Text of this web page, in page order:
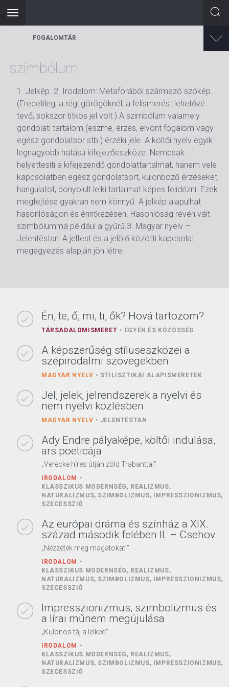
Toggle
navigation
FOGALOMTÁR
szimbólum
1. Jelkép. 2. Irodalom: Metaforából származó szókép.
(Eredetileg, a régi görögöknél, a felismerést lehetővé
tevő, sokszor titkos jel volt.) A szimbólum valamely
gondolati tartalom (eszme, érzés, elvont fogalom vagy
egész gondolatsor stb.) érzéki jele. A költői nyelv egyik
legnagyobb hatású kifejezőeszköze. Nemcsak
helyettesíti a kifejezendő gondolattartalmat, hanem vele
kapcsolatban egész gondolatsort, különböző érzéseket,
hangulatot, bonyolult lelki tartalmat képes felidézni. Ezek
megfejtése gyakran nem könnyű. A jelkép alapulhat
hasonlóságon és érintkezésen. Hasonlóság révén vált
szimbólummá például a gyűrű.3. Magyar nyelv –
Jelentéstan: A jeltest és a jelölő közötti kapcsolat
megegyezés alapján jön létre.
Én, te, ő, mi, ti, ők? Hová tartozom?
TÁRSADALOMISMERET EGYÉN ÉS KÖZÖSSÉG
A képszerűség stíluseszközei a
szépirodalmi szövegekben
MAGYAR NYELV STILISZTIKAI ALAPISMERETEK
Jel, jelek, jelrendszerek a nyelvi és
nem nyelvi közlésben
MAGYAR NYELV JELENTÉSTAN
Ady Endre pályaképe, költői indulása,
ars poeticája
„Verecke híres útján zöld Trabanttal”
IRODALOM
KLASSZIKUS MODERNSÉG, REALIZMUS,
NATURALIZMUS, SZIMBOLIZMUS, IMPRESSZIONIZMUS,
SZECESSZIÓ
Az európai dráma és színház a XIX.
század második felében II. – Csehov
„Nézzétek meg magatokat!”
IRODALOM
KLASSZIKUS MODERNSÉG, REALIZMUS,
NATURALIZMUS, SZIMBOLIZMUS, IMPRESSZIONIZMUS,
SZECESSZIÓ
Impresszionizmus, szimbolizmus és
a lírai műnem megújulása
„Különös táj a lelked”
IRODALOM
KLASSZIKUS MODERNSÉG, REALIZMUS,
NATURALIZMUS, SZIMBOLIZMUS, IMPRESSZIONIZMUS,
SZECESSZIÓ